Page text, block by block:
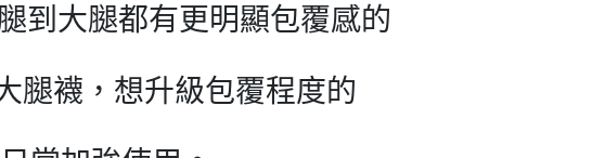
到大腿都有更明顯包覆感的
腿襪，想升級包覆程度的